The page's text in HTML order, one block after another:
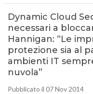
Dynamic Cloud
necessari a
Hannigan: “Le
protezione sia al
ambienti IT
nuvola”
Pubblicato il 07 Nov 2014